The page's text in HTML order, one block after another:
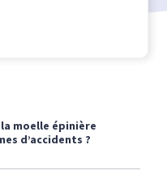
moelle épinière
d’accidents ?